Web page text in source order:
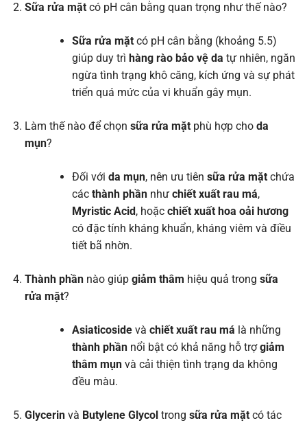
Sữa rửa mặtcó pH cân bằng quan trọng như thế nào?
Sữa rửa mặtcó pH cân bằng (khoảng 5.5)
giúp duy trì hàng rào bảo vệ da tự nhiên, ngăn
ngừa tình trạng khô căng, kích ứng và sự phát
triển quá mức của vi khuẩn gây mụn.
Làm thế nào để chọn sữa rửa mặtphù hợp cho da
mụn?
Đối với da mụn, nên ưu tiên sữa rửa mặtchứa
các thành phầnnhư chiết xuất rau má,
Myristic Acid, hoặc chiết xuất hoa oải hương
có đặc tính kháng khuẩn, kháng viêm và điều
tiết bã nhờn.
Thành phầnnào giúp giảm thâm hiệu quả trong sữa
rửa mặt?
Asiaticosidevà chiết xuất rau má là những
thành phầnnổi bật có khả năng hỗ trợgiảm
thâm mụnvà cải thiện tình trạng da không
đều màu.
Glycerinvà Butylene Glycoltrong sữa rửa mặtcó tác